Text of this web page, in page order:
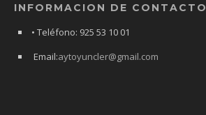
INFORMACION DE CONTACTO
• Teléfono: 925 53 10 01
Email:aytoyuncler@gmail.com